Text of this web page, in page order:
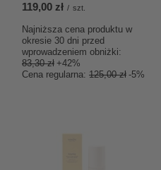
119,00 zł / szt.
Najniższa cena produktu w
okresie 30 dni przed
wprowadzeniem obniżki:
83,30 zł +42%
Cena regularna: 125,00 zł -5%